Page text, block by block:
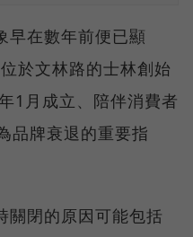
早在數年前便已顯
於文林路的士林創始
1月成立、陪伴消費者
品牌衰退的重要指
關閉的原因可能包括